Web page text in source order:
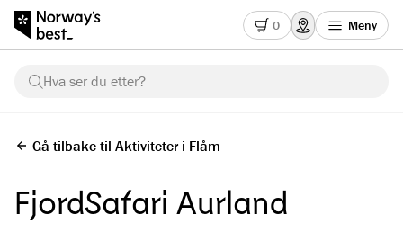
0 Meny
Hva ser du etter?
Gå tilbake til Aktiviteter i Flåm
FjordSafari Aurland